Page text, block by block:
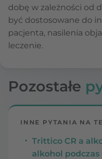
dobę w zależności od
być dostosowane do
pacjenta, nasilenia
leczenie.
Pozostałe
INNE PYTANIA NA
Trittico CR a
alkohol